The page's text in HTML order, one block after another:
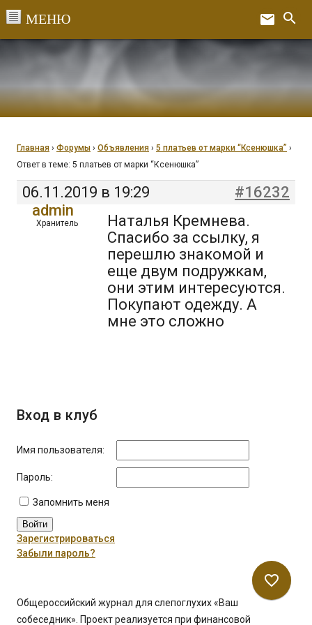
email search
Главная › Форумы › Объявления › 5 платьев от марки “Ксенюшка” ›
Ответ в теме: 5 платьев от марки “Ксенюшка”
06.11.2019 в 19:29
#16232
admin
Хранитель
Наталья Кремнева.
Спасибо за ссылку, я
перешлю знакомой и
еще двум подружкам,
они этим интересуются.
Покупают одежду. А
мне это сложно
Вход в клуб
Имя пользователя:
Пароль:
Запомнить меня
Войти
Зарегистрироваться
Забыли пароль?
Общероссийский журнал для слепоглухих «Ваш
собеседник». Проект реализуется при финансовой
favorite_border